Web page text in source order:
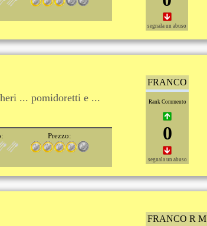
segnala un abuso
... pomidoretti e ...
Prezzo:
FRANCO
Rank Commento
0
segnala un abuso
FRANCO R M